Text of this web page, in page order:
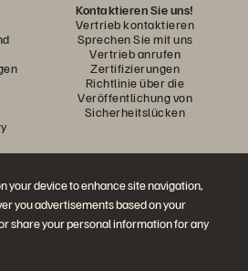
your device to enhance site navigation,
you advertisements based on your
share your personal information for any
Kontaktieren Sie uns!
Vertrieb kontaktieren
Sprechen Sie mit uns
Vertrieb anrufen
Zertifizierungen
Richtlinie über die
Veröffentlichung von
Sicherheitslücken
mit
Everpure Social Media Kanälen